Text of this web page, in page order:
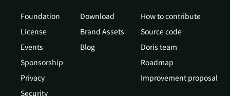
Foundation
License
Events
Sponsorship
Privacy
Security
Download
Brand Assets
Blog
How to contribute
Source code
Doris team
Roadmap
Improvement proposal